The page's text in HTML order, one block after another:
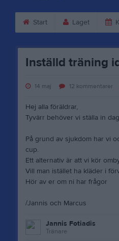
Start Laget
Inställd träning
14 maj 12 kommentarer
Hej alla föräldrar,
Tyvärr behöver vi ställa in
På grund av sjukdom har vi
cup.
Ett alternativ är att vi kör
Vill man istället ha kläder i
Hör av er om ni har frågor
/Jannis och Marcus
Jannis Fotiadis
Tränare